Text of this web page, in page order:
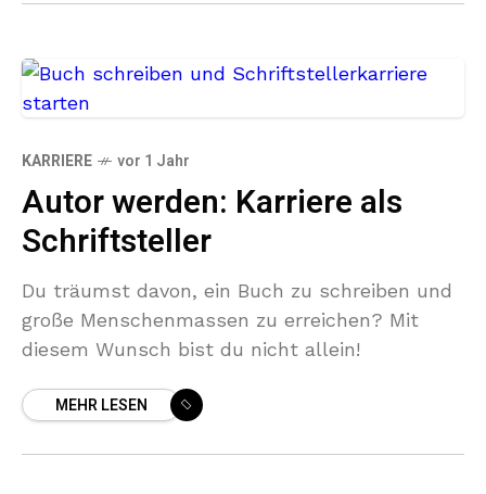
KARRIERE vor 1 Jahr
Autor werden: Karriere als
Schriftsteller
Du träumst davon, ein Buch zu schreiben und
große Menschenmassen zu erreichen? Mit
diesem Wunsch bist du nicht allein!
MEHR LESEN